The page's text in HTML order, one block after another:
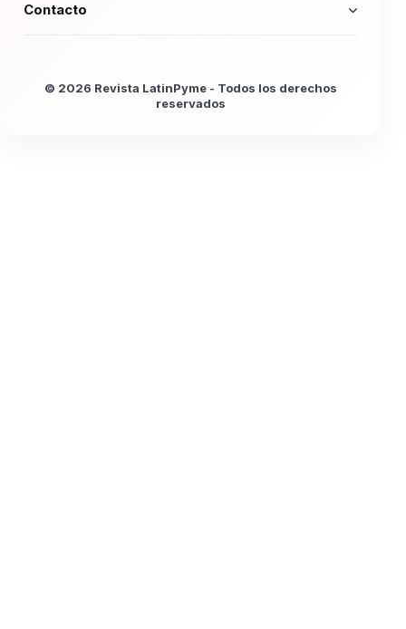
Contacto
© 2026 Revista LatinPyme - Todos los derechos
reservados